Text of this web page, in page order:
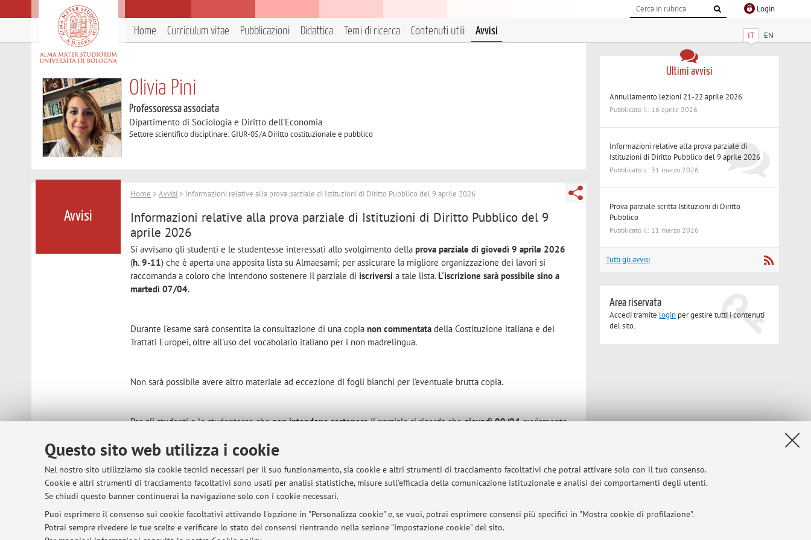
Questo sito web utilizza i cookie
Nel nostro sito utilizziamo sia cookie tecnici necessari per il suo funzionamento, sia cookie e altri strumenti di tracciamento facoltativi che potrai attivare solo con il tuo consenso.
Cookie e altri strumenti di tracciamento facoltativi sono usati per analisi statistiche, misure sull'efficacia della comunicazione istituzionale e analisi dei comportamenti degli utenti.
Se chiudi questo banner continuerai la navigazione solo con i cookie necessari.
Puoi esprimere il consenso sui cookie facoltativi attivando l'opzione in "Personalizza cookie" e, se vuoi, potrai esprimere consensi più specifici in "Mostra cookie di profilazione".
Potrai sempre rivedere le tue scelte e verificare lo stato dei consensi rientrando nella sezione "Impostazione cookie" del sito.
Login
IT EN
Home Curriculum vitae Pubblicazioni Didattica Temi di ricerca Contenuti utili Avvisi
Olivia Pini
Professoressa associata
Dipartimento di Sociologia e Diritto dell'Economia
Settore scientifico disciplinare: GIUR-05/A Diritto costituzionale e pubblico
Avvisi
Home >Avvisi > Informazioni relative alla prova parziale di Istituzioni di Diritto Pubblico del 9 aprile 2026
Informazioni relative alla prova parziale di Istituzioni di Diritto Pubblico del 9
aprile 2026
Si avvisano gli studenti e le studentesse interessati allo svolgimento dellaprova parziale di giovedì 9 aprile 2026
(h. 9-11) che è aperta una apposita lista su Almaesami; per assicurare la migliore organizzazione dei lavori si
raccomanda a coloro che intendono sostenere il parziale diiscriversi a tale lista. L'iscrizione sarà possibile sino a
martedì 07/04.
Durante l'esame sarà consentita la consultazione di una copianon commentata della Costituzione italiana e dei
Trattati Europei, oltre all'uso del vocabolario italiano per i non madrelingua.
Non sarà possibile avere altro materiale ad eccezione di fogli bianchi per l'eventuale brutta copia.
Per gli studenti e le studentesse chenon intendono sostenereil parziale si ricorda chegiovedì 09/04ovviamente
successiva,martedì 14 aprile, h. 11-13.
Un caro saluto e a presto!
Pubblicato il: 31 marzo 2026
Ultimi avvisi
Annullamento lezioni 21-22 aprile 2026
Pubblicato il: 16 aprile 2026
Informazioni relative alla prova parziale di
Istituzioni di Diritto Pubblico del 9 aprile 2026
Pubblicato il: 31 marzo 2026
Prova parziale scritta Istituzioni di Diritto
Pubblico
Pubblicato il: 11 marzo 2026
Tutti gli avvisi
Area riservata
Accedi tramite login per gestire tutti i contenuti
del sito.
© 2026 - ALMA MATER STUDIORUM - Università di Bologna - Via Zamboni, 33 - 40126 Bologna - Partita IVA: 01131710376